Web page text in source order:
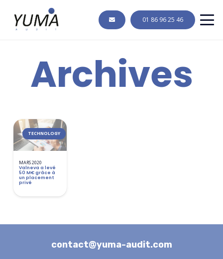
01 86 96 25 46
Archives
TECHNOLOGY
MARS 2020
Valneva a levé
50 M€ grâce à
un placement
privé
contact@yuma-audit.com